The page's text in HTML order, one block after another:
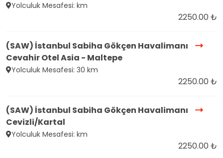
Yolculuk Mesafesi: km
2250.00 ₺
(SAW) İstanbul Sabiha Gökçen Havalimanı
Cevahir Otel Asia - Maltepe
Yolculuk Mesafesi: 30 km
2250.00 ₺
(SAW) İstanbul Sabiha Gökçen Havalimanı
Cevizli/Kartal
Yolculuk Mesafesi: km
2250.00 ₺